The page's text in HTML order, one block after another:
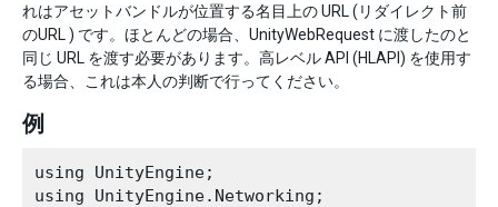
れはアセットバンドルが位置する名目上の URL (リダイレクト前
のURL ) です。ほとんどの場合、UnityWebRequest に渡したのと
同じ URL を渡す必要があります。高レベル API (HLAPI) を使用す
る場合、これは本人の判断で行ってください。
例
using UnityEngine;
using UnityEngine.Networking;